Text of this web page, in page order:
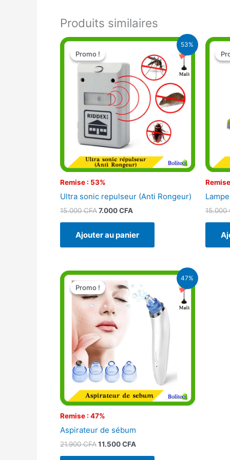
Produits similaires
53%
Promo !
Remise : 53%
Promo !
Ultra sonic repulseur (Anti Rongeur)
15.000CFA
Le
prix
initial
était :
15.000 CFA.
7.000CFA
Le
actuel
est :
7.000 CFA.
Ajouter au panier
15.000
47%
Promo !
Remise : 47%
Promo !
Aspirateur de sébum
21.900CFA
Le
prix
initial
était :
21.900 CFA.
11.500CFA
Le
prix
actuel
est :
11.500 CFA.